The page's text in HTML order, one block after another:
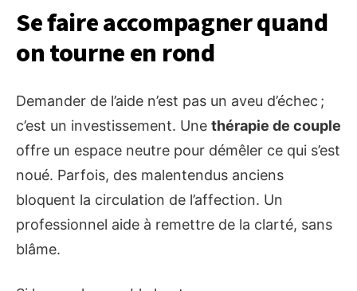
Se faire accompagner quand
on tourne en rond
Demander de l’aide n’est pas un aveu d’échec ;
c’est un investissement. Une thérapie de couple
offre un espace neutre pour démêler ce qui s’est
noué. Parfois, des malentendus anciens
bloquent la circulation de l’affection. Un
professionnel aide à remettre de la clarté, sans
blâme.